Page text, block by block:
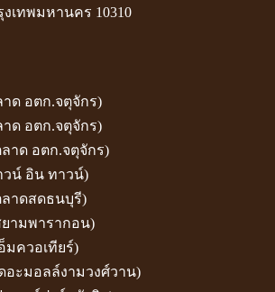
เทพมหานคร 10310
าด อตก.จตุจักร)
าด อตก.จตุจักร)
าด อตก.จตุจักร)
วน์ อิน ทาวน์)
าดสดธนบุรี)
ามพารากอน)
มควอเทียร์)
อะมอลล์งามวงศ์วาน)